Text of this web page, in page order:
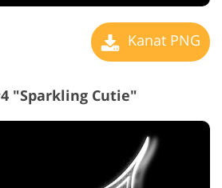
Kanat PNG
"Sparkling Cutie"